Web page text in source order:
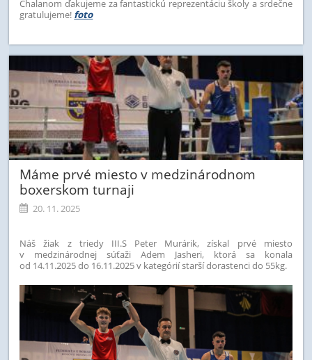
Chalanom ďakujeme za fantastickú reprezentáciu školy a srdečne
gratulujeme! foto
Máme prvé miesto v medzinárodnom
boxerskom turnaji
20. 11. 2025
Náš žiak z triedy III.S Peter Murárik, získal prvé miesto
v medzinárodnej súťaži Adem Jasheri, ktorá sa konala
od 14.11.2025 do 16.11.2025 v kategórií starší dorastenci do 55kg.